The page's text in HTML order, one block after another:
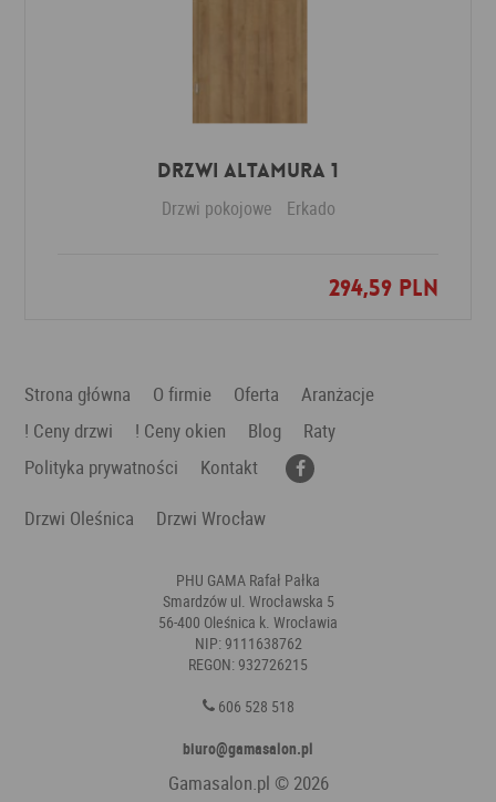
Drzwi Altamura 1
Drzwi pokojowe Erkado
294,59 PLN
Dodaj do ulubionych
Strona główna O firmie Oferta
Aranżacje
! Ceny drzwi
! Ceny okien Blog
Raty
Polityka prywatności
Kontakt
Drzwi Oleśnica
Drzwi Wrocław
PHU GAMA Rafał Pałka
Smardzów ul. Wrocławska 5
56-400 Oleśnica k. Wrocławia
NIP: 9111638762
REGON: 932726215
606 528 518
biuro@gamasalon.pl
Gamasalon.pl © 2026